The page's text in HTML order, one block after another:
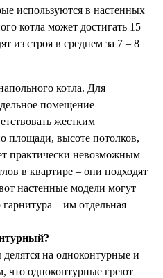
используются в настенных
котла может достигать 15
из строя в среднем за 7 – 8
котла. Для
помещение –
жестким
площади, высоте потолков,
практически невозможным
в квартире – они подходят
настенные модели могут
– им отдельная
на одноконтурные и
что одноконтурные греют